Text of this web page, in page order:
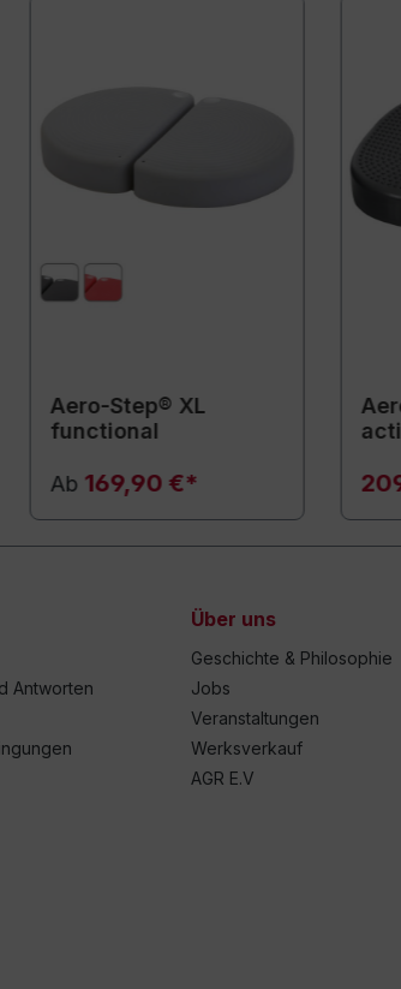
Aero-Step® XL
functional
Ab 169,90 €*
Antworten
Über uns
Geschichte & Philosophie
Jobs
Veranstaltungen
Werksverkauf
AGR E.V